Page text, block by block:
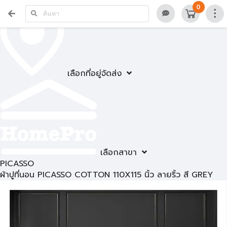
เลือกที่อยู่จัดส่ง
เลือกสาขา
0
PICASSO
ผ้าปูที่นอน PICASSO COTTON 110X115 นิ้ว ลายริ้ว สี GREY